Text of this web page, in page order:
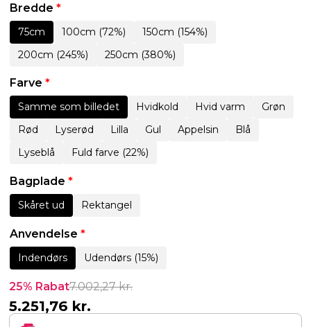
Bredde *
75cm 100cm (72%)
150cm (154%)
200cm (245%)
250cm (380%)
Farve *
Samme som billedet Hvidkold Hvid varm
Grøn
Rød
Lyserød Lilla Gul Appelsin
Blå
Lyseblå
Fuld farve (22%)
Bagplade *
Skåret ud Rektangel
Anvendelse *
Indendørs Udendørs (15%)
25% Rabat7.002,27kr.
5.251,76 kr.